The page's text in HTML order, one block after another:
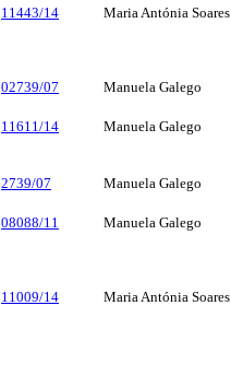
11443/14 Maria Antónia Soares
02739/07 Manuela Galego
11611/14 Manuela Galego
2739/07 Manuela Galego
08088/11 Manuela Galego
11009/14 Maria Antónia Soares